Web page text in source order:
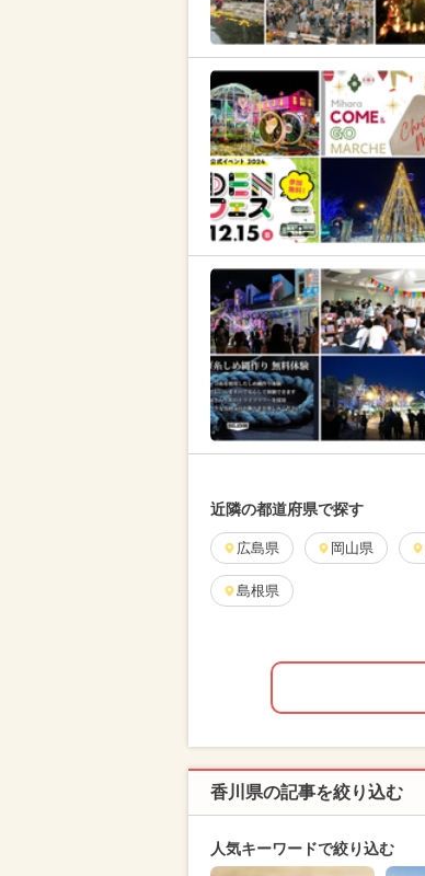
近隣の都道府県で探す
広島県 岡山県
島根県
香川県の記事を絞り込む
人気キーワードで絞り込む